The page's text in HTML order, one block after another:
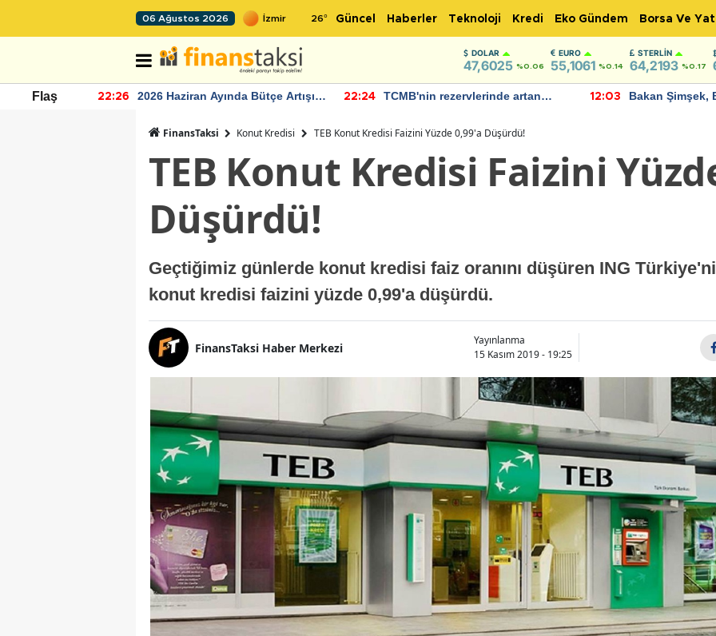
06 Ağustos 2026 26° Güncel Haberler Teknoloji Kredi Eko Gündem Borsa Ve
DOLAR
47,6025 %0.06
EURO
55,1061 %0.14
STERLIN
64,2193 %0.17
Flaş 22:26
2026 Haziran Ayında Bütçe Artışı
22:24
TCMB'nin rezervlerinde artan
12:03
Bakan Şimşek,
FinansTaksi Konut Kredisi TEB Konut Kredisi Faizini Yüzde 0,99'a Düşürdü!
TEB Konut Kredisi Faizini
Düşürdü!
Geçtiğimiz günlerde konut kredisi faiz oranını düşüren ING
konut kredisi faizini yüzde 0,99'a düşürdü.
FinansTaksi Haber Merkezi
Yayınlanma
15 Kasım 2019 - 19:25